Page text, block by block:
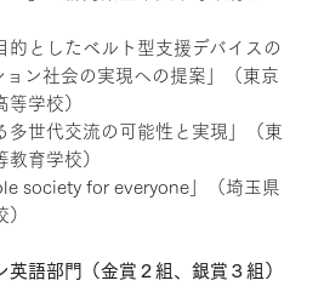
としたベルト型支援デバイスの
ン社会の実現への提案」（東京
学校）
代交流の可能性と実現」（東
育学校）
for everyone」（埼玉県
語部門（金賞２組、銀賞３組）